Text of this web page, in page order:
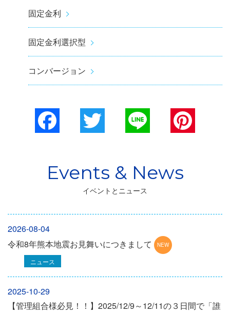
固定金利
固定金利選択型
コンバージョン
Facebook
イベントとニュース
2026-08-04
令和8年熊本地震お見舞いにつきまして
ニュース
2025-10-29
【管理組合様必見！！】2025/12/9～12/11の３日間で「誰